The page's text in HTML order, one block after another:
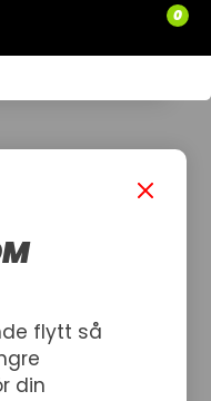
0
SLÄPVAGNAR
flytt så
din